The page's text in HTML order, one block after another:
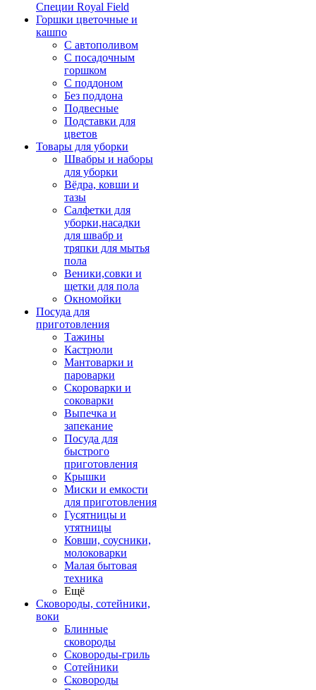
Специи Royal Field
Горшки цветочные и
кашпо
С автополивом
С посадочным
горшком
С поддоном
Без поддона
Подвесные
Подставки для
цветов
Товары для уборки
Швабры и наборы
для уборки
Вёдра, ковши и
тазы
Салфетки для
уборки,насадки
для швабр и
тряпки для мытья
пола
Веники,совки и
щетки для пола
Окномойки
Посуда для
приготовления
Тажины
Кастрюли
Мантоварки и
пароварки
Скороварки и
соковарки
Выпечка и
запекание
Посуда для
быстрого
приготовления
Крышки
Миски и емкости
для приготовления
Гусятницы и
утятницы
Ковши, соусники,
молоковарки
Малая бытовая
техника
Ещё
Сковороды, сотейники,
воки
Блинные
сковороды
Сковороды-гриль
Сотейники
Сковороды